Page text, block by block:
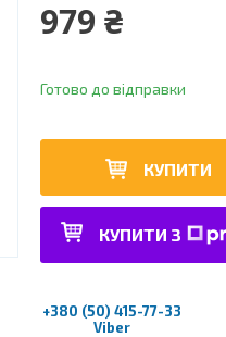
979 ₴
Готово до відправки
КУПИТИ
КУПИТИ З
+380 (50) 415-77-33
Viber